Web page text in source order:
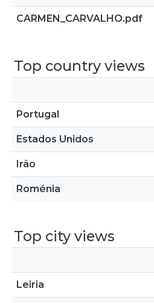
CARMEN_CARVALHO.pdf
Top country views
Portugal
Estados Unidos
Irão
Roménia
Top city views
Leiria